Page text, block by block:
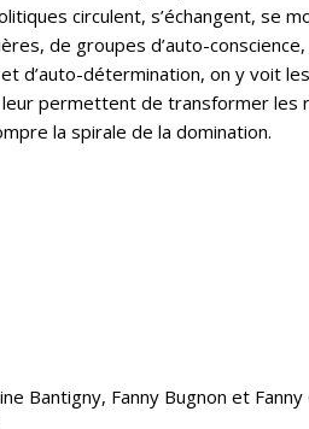
circulent, s’échangent, se
de groupes d’auto-
d’auto-détermination, on y voit
permettent de transformer les
la spirale de la domination.
Bantigny, Fanny Bugnon et